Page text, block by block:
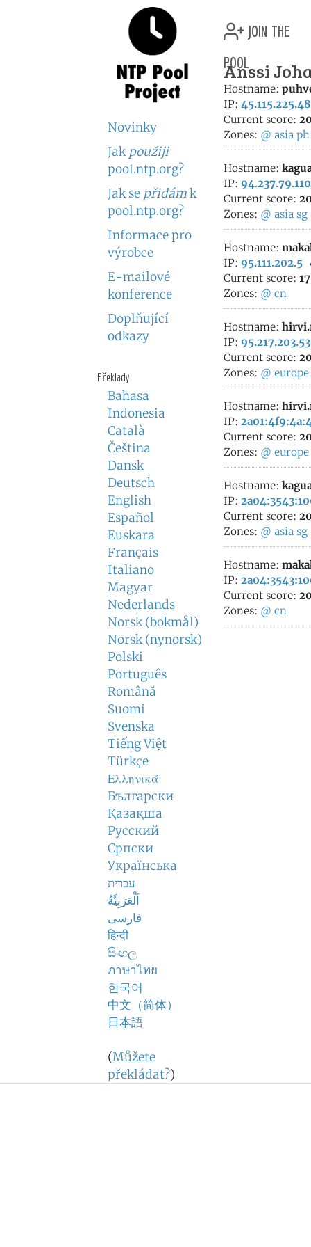
Novinky
Jak použiji
pool.ntp.org?
Jak se přidámk
pool.ntp.org?
Informace pro
výrobce
E-mailové
konference
Doplňující
odkazy
Překlady
Bahasa
Indonesia
Català
Čeština
Dansk
Deutsch
English
Español
Euskara
Français
Italiano
Magyar
Nederlands
Norsk (bokmål)
Norsk (nynorsk)
Polski
Português
Română
Suomi
Svenska
Tiếng Việt
Türkçe
Ελληνικά
Български
Қазақша
Русский
Српски
Українська
עברית
اَلْعَرَبِيَّةُ
فارسی
हिन्दी
සිංහල
ภาษาไทย
한국어
中文（简体）
日本語
(Můžete
překládat?)
join the
pool
Anssi
Hostname:
IP: 45.115.225.48
Current score:
Zones: @ asia ph
Hostname:
IP: 94.237.79.110
Current score:
Zones: @ asia sg
Hostname:
IP: 95.111.202.5
Current score:
Zones: @ cn
Hostname:
IP: 95.217.203.53
Current score:
Zones: @ europe
Hostname:
IP:
Current score:
Zones: @ europe
Hostname:
IP:
Current score:
Zones: @ asia sg
Hostname:
IP:
Current score:
Zones: @ cn